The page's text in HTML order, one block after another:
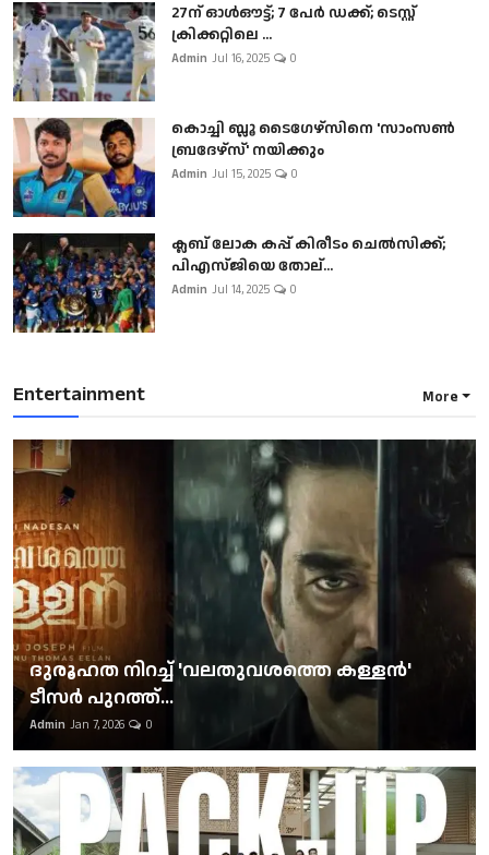
27ന് ഓൾഔട്ട്; 7 പേർ ഡക്ക്; ടെസ്റ്റ്
ക്രിക്കറ്റിലെ ...
Admin Jul 16, 2025 0
കൊച്ചി ബ്ലൂ ടൈഗേഴ്സിനെ 'സാംസൺ
ബ്രദേഴ്സ്' നയിക്കും
Admin Jul 15, 2025 0
ക്ലബ് ലോക കപ്പ് കിരീടം ചെല്‍സിക്ക്;
പിഎസ്ജിയെ തോല്...
Admin Jul 14, 2025 0
Entertainment More
ദുരൂഹത നിറച്ച് 'വലതുവശത്തെ കള്ളന്‍'
ടീസര്‍ പുറത്ത്...
Admin Jan 7, 2026 0